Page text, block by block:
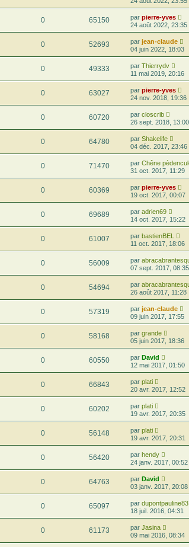
0 65150 par pierre-yves
24 août 2022, 23:35
0 52693 par jean-claude
04 juin 2022, 18:03
0 49333 par Thierrydv
11 mai 2019, 20:16
0 63027 par pierre-yves
24 nov. 2018, 19:36
0 60720 par closcrib
26 sept. 2018, 13:00
0 64780 par Shakelife
04 déc. 2017, 23:46
0 71470 par Chêne
31 oct. 2017, 11:29
0 60369 par pierre-yves
19 oct. 2017, 00:07
0 69689 par adrien69
14 oct. 2017, 15:22
0 61007 par bastienBEL
11 oct. 2017, 18:06
0 56009 par
07 sept. 2017, 08:35
0 54694 par
26 août 2017, 11:28
0 57319 par jean-claude
09 juin 2017, 17:55
0 58168 par grande
05 juin 2017, 18:36
0 60550 par David
12 mai 2017, 01:50
0 66843 par plati
20 avr. 2017, 12:52
0 60202 par plati
19 avr. 2017, 20:35
0 56148 par plati
19 avr. 2017, 20:31
0 56420 par hendy
24 janv. 2017, 00:52
0 64763 par David
03 janv. 2017, 20:08
0 65097 par dupontpauline83
18 juil. 2016, 04:31
0 61173 par Jasina
09 mai 2016, 08:34